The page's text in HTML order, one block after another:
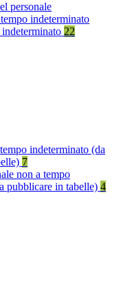
personale
indeterminato
22
indeterminato (da
7
non a tempo
pubblicare in tabelle) 4